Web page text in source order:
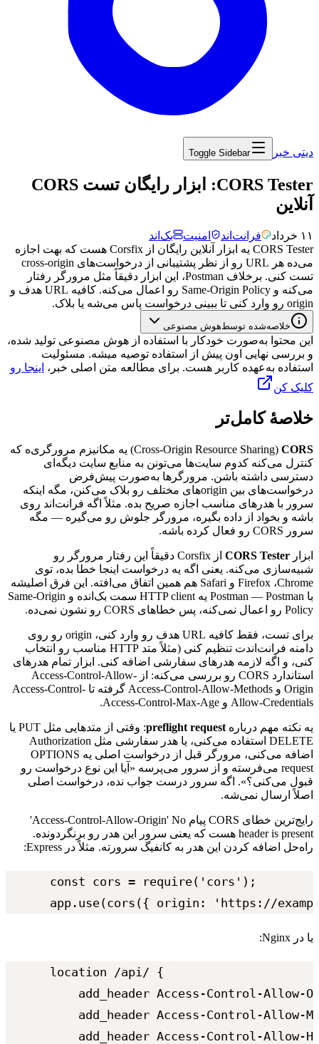
دیتی خبر Toggle Sidebar
‏CORS Tester: ابزار رایگان تست CORS
آنلاین
۱۱ خرداد فرانت‌اند امنیت
بک‌اند
CORS Tester یه ابزار آنلاین رایگان از Corsfix هست که بهت اجازه
می‌ده هر URL رو از نظر پشتیبانی از درخواست‌های cross-origin
تست کنی. برخلاف Postman، این ابزار دقیقاً مثل مرورگر رفتار
می‌کنه و Same-Origin Policy رو اعمال می‌کنه. کافیه URL هدف و
origin رو وارد کنی تا ببینی درخواست پاس می‌شه یا بلاک.
خلاصه‌شده توسطهوش مصنوعی
این محتوا به‌صورت خودکار با استفاده از هوش مصنوعی تولید شده،
و بررسی نهایی اون پیش از استفاده توصیه میشه. مسئولیت
استفاده به‌عهده کاربر هست. برای مطالعه متن اصلی خبر، اینجا رو
کلیک کن
خلاصهٔ کامل‌تر
CORS
(Cross-Origin Resource Sharing) یه مکانیزم مرورگری‌ه که
کنترل می‌کنه کدوم سایت‌ها می‌تونن به منابع سایت دیگه‌ای
دسترسی داشته باشن. مرورگرها به‌صورت پیش‌فرض
درخواست‌های بین origin‌های مختلف رو بلاک می‌کنن، مگه اینکه
سرور با هدرهای مناسب اجازه صریح بده. مثلاً اگه فرانت‌اند روی
باشه و بخواد از داده بگیره، مرورگر جلوش رو می‌گیره — مگه
سرور CORS رو فعال کرده باشه.
ابزار CORS Tester از Corsfix دقیقاً این رفتار مرورگر رو
شبیه‌سازی می‌کنه. یعنی اگه یه درخواست اینجا خطا بده، توی
Chrome، Firefox و Safari هم همین اتفاق می‌افته. این فرق اصلیشه
با Postman
—
Postman یه HTTP client سمت بک‌اند‌ه و Same-Origin
Policy رو اعمال نمی‌کنه، پس خطاهای CORS رو نشون نمی‌ده.
برای تست، فقط کافیه URL هدف رو وارد کنی، origin رو روی
دامنه فرانت‌اندت تنظیم کنی (مثلاً متد HTTP مناسب رو انتخاب
کنی، و اگه لازمه هدرهای سفارشی اضافه کنی. ابزار تمام هدرهای
استاندارد CORS رو بررسی می‌کنه: از Access-Control-Allow-
Origin و Access-Control-Allow-Methods گرفته تا Access-Control-
Allow-Credentials و Access-Control-Max-Age
.
یه نکته مهم درباره preflight request
: وقتی از متدهایی مثل PUT یا
DELETE استفاده می‌کنی، یا هدر سفارشی مثل Authorization
اضافه می‌کنی، مرورگر قبل از درخواست اصلی یه OPTIONS
request می‌فرسته و از سرور می‌پرسه «آیا این نوع درخواست رو
قبول می‌کنی؟». اگه سرور درست جواب نده، درخواست اصلی
اصلاً ارسال نمی‌شه.
رایج‌ترین خطای CORS پیام No
'
Access-Control-Allow-Origin
'
header is present هست که یعنی سرور این هدر رو برنگردونده.
راه‌حل اضافه کردن این هدر به کانفیگ سرورته. مثلاً در Express
:
const cors = require('cors');
app.use(cors({ origin: 'https://
یا در Nginx
:
location /api/ {
add_header Access-Control-Allow-
add_header Access-Control-Allow-
add_header Access-Control-Allow-